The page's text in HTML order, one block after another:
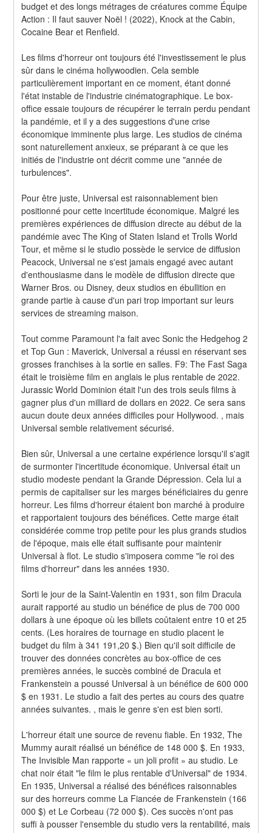
budget et des longs métrages de créatures comme Équipe
Action : Il faut sauver Noël ! (2022), Knock at the Cabin,
Cocaine Bear et Renfield.
Les films d'horreur ont toujours été l'investissement le plus
sûr dans le cinéma hollywoodien. Cela semble
particulièrement important en ce moment, étant donné
l'état instable de l'industrie cinématographique. Le box-
office essaie toujours de récupérer le terrain perdu pendant
la pandémie, et il y a des suggestions d'une crise
économique imminente plus large. Les studios de cinéma
sont naturellement anxieux, se préparant à ce que les
initiés de l'industrie ont décrit comme une "année de
turbulences".
Pour être juste, Universal est raisonnablement bien
positionné pour cette incertitude économique. Malgré les
premières expériences de diffusion directe au début de la
pandémie avec The King of Staten Island et Trolls World
Tour, et même si le studio possède le service de diffusion
Peacock, Universal ne s'est jamais engagé avec autant
d'enthousiasme dans le modèle de diffusion directe que
Warner Bros. ou Disney, deux studios en ébullition en
grande partie à cause d'un pari trop important sur leurs
services de streaming maison.
Tout comme Paramount l'a fait avec Sonic the Hedgehog 2
et Top Gun : Maverick, Universal a réussi en réservant ses
grosses franchises à la sortie en salles. F9: The Fast Saga
était le troisième film en anglais le plus rentable de 2022.
Jurassic World Dominion était l'un des trois seuls films à
gagner plus d'un milliard de dollars en 2022. Ce sera sans
aucun doute deux années difficiles pour Hollywood. , mais
Universal semble relativement sécurisé.
Bien sûr, Universal a une certaine expérience lorsqu'il s'agit
de surmonter l'incertitude économique. Universal était un
studio modeste pendant la Grande Dépression. Cela lui a
permis de capitaliser sur les marges bénéficiaires du genre
horreur. Les films d'horreur étaient bon marché à produire
et rapportaient toujours des bénéfices. Cette marge était
considérée comme trop petite pour les plus grands studios
de l'époque, mais elle était suffisante pour maintenir
Universal à flot. Le studio s'imposera comme "le roi des
films d'horreur" dans les années 1930.
Sorti le jour de la Saint-Valentin en 1931, son film Dracula
aurait rapporté au studio un bénéfice de plus de 700 000
dollars à une époque où les billets coûtaient entre 10 et 25
cents. (Les horaires de tournage en studio placent le
budget du film à 341 191,20 $.) Bien qu'il soit difficile de
trouver des données concrètes au box-office de ces
premières années, le succès combiné de Dracula et
Frankenstein a poussé Universal à un bénéfice de 600 000
$ en 1931. Le studio a fait des pertes au cours des quatre
années suivantes. , mais le genre s'en est bien sorti.
L'horreur était une source de revenu fiable. En 1932, The
Mummy aurait réalisé un bénéfice de 148 000 $. En 1933,
The Invisible Man rapporte « un joli profit » au studio. Le
chat noir était "le film le plus rentable d'Universal" de 1934.
En 1935, Universal a réalisé des bénéfices raisonnables
sur des horreurs comme La Fiancée de Frankenstein (166
000 $) et Le Corbeau (72 000 $). Ces succès n'ont pas
suffi à pousser l'ensemble du studio vers la rentabilité, mais